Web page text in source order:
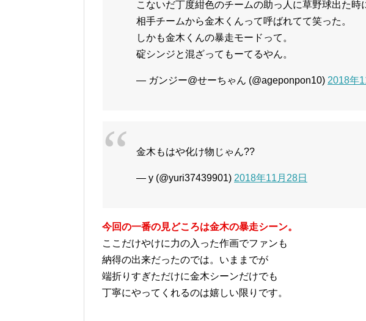
こないだ丁度紺色のチームの助っ人に草野球出た時
相手チームから金木くんって呼ばれてて笑った。
しかも金木くんの暴走モードって。
碇シンジと混ざってもーてるやん。
— ガンジー@せーちゃん (@ageponpon10) 2018年
金木もはや化け物じゃん??
— y (@yuri37439901) 2018年11月28日
今回の一番の見どころは金木の暴走シーン。
ここだけやけに力の入った作画でファンも
納得の出来だったのでは。いままでが
端折りすぎただけに金木シーンだけでも
丁寧にやってくれるのは嬉しい限りです。